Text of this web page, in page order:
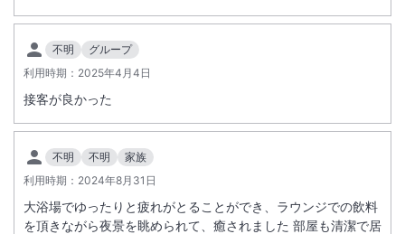
不明
グループ
利用時期： 2025年4月4日
接客が良かった
不明 不明
家族
利用時期： 2024年8月31日
大浴場でゆったりと疲れがとることができ、ラウンジでの飲料
を頂きながら夜景を眺められて、癒されました 部屋も清潔で居